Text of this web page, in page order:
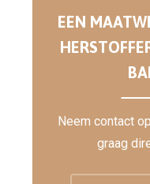
EEN
Neem contact
graag